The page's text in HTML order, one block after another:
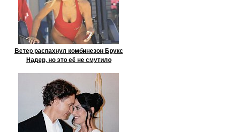
Ветер распахнул комбинезон Брукс
Надер, но это её не смутило